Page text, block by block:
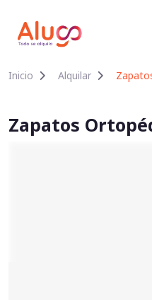
Inicio Alquilar
Zapatos